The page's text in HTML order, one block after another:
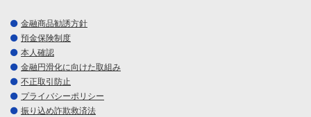
金融商品勧誘方針
預金保険制度
本人確認
金融円滑化に向けた取組み
不正取引防止
プライバシーポリシー
振り込め詐欺救済法